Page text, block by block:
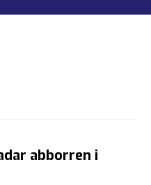
abborren i